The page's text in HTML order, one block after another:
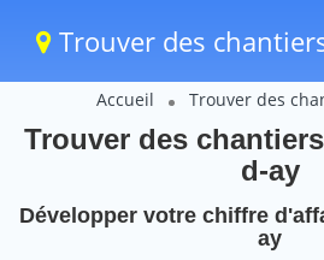
Trouver des
Accueil Trouver des
Trouver des
d-ay
Développer votre chiffre
ay